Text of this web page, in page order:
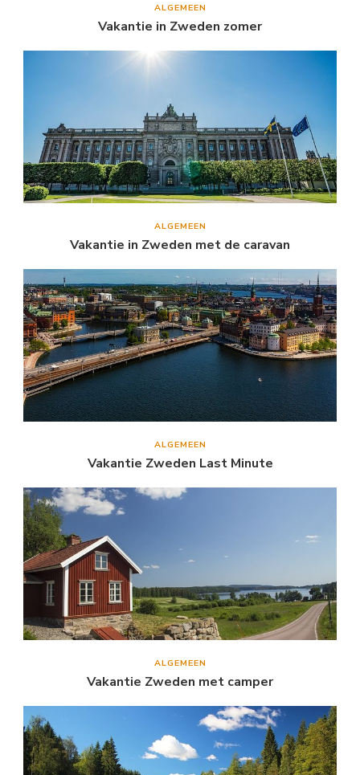
ALGEMEEN
Vakantie in Zweden zomer
ALGEMEEN
Vakantie in Zweden met de caravan
ALGEMEEN
Vakantie Zweden Last Minute
ALGEMEEN
Vakantie Zweden met camper